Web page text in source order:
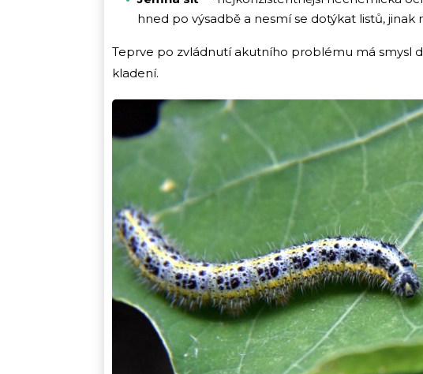
hned po výsadbě a nesmí se dotýkat listů, jinak
Teprve po zvládnutí akutního problému má smysl
kladení.